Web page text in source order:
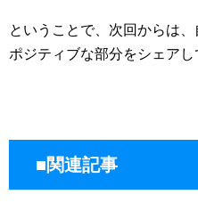
ということで、次回からは
ポジティブな部分をシェアし
■関連記事